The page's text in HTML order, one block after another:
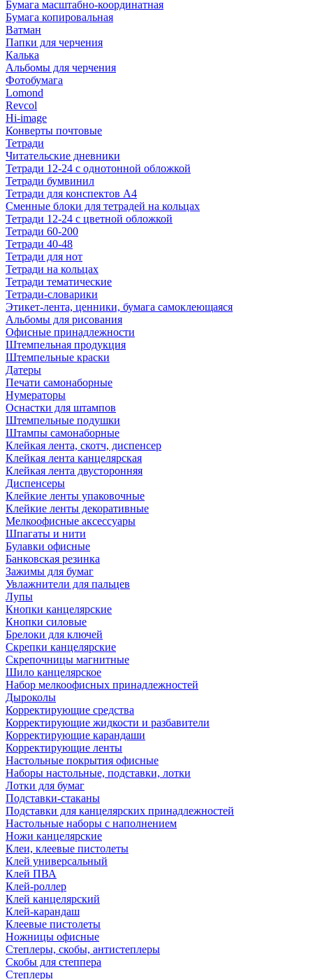
Бумага масштабно-координатная
Бумага копировальная
Ватман
Папки для черчения
Калька
Альбомы для черчения
Фотобумага
Lomond
Revcol
Hi-image
Конверты почтовые
Тетради
Читательские дневники
Тетради 12-24 с однотонной обложкой
Тетради бумвинил
Тетради для конспектов А4
Сменные блоки для тетрадей на кольцах
Тетради 12-24 с цветной обложкой
Тетради 60-200
Тетради 40-48
Тетради для нот
Тетради на кольцах
Тетради тематические
Тетради-словарики
Этикет-лента, ценники, бумага самоклеющаяся
Альбомы для рисования
Офисные принадлежности
Штемпельная продукция
Штемпельные краски
Датеры
Печати самонаборные
Нумераторы
Оснастки для штампов
Штемпельные подушки
Штампы самонаборные
Клейкая лента, скотч, диспенсер
Клейкая лента канцелярская
Клейкая лента двусторонняя
Диспенсеры
Клейкие ленты упаковочные
Клейкие ленты декоративные
Мелкоофисные аксессуары
Шпагаты и нити
Булавки офисные
Банковская резинка
Зажимы для бумаг
Увлажнители для пальцев
Лупы
Кнопки канцелярские
Кнопки силовые
Брелоки для ключей
Скрепки канцелярские
Скрепочницы магнитные
Шило канцелярское
Набор мелкоофисных принадлежностей
Дыроколы
Корректирующие средства
Корректирующие жидкости и разбавители
Корректирующие карандаши
Корректирующие ленты
Настольные покрытия офисные
Наборы настольные, подставки, лотки
Лотки для бумаг
Подставки-стаканы
Подставки для канцелярских принадлежностей
Настольные наборы с наполнением
Ножи канцелярские
Клеи, клеевые пистолеты
Клей универсальный
Клей ПВА
Клей-роллер
Клей канцелярский
Клей-карандаш
Клеевые пистолеты
Ножницы офисные
Степлеры, скобы, антистеплеры
Скобы для степпера
Степлеры